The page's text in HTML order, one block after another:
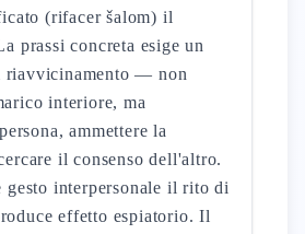
(rifacer šalom) il
prassi concreta esige un
riavvicinamento — non
interiore, ma
ammettere la
il consenso dell'altro.
gesto interpersonale il rito di
effetto espiatorio. Il